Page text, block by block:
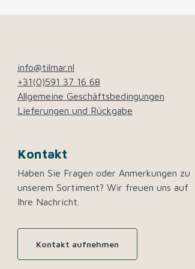
Dieses Produkt kann einzeln bestellt werden.
Verpackungseinheit beträgt dann 100 Stück
Meter) pro Karton.
info@tilmar.nl
+31(0)591 37 16 68
Allgemeine Geschäftsbedingungen
Lieferungen und Rückgabe
Kontakt
Haben Sie Fragen oder Anmerkungen zu
unserem Sortiment? Wir freuen uns auf
Ihre Nachricht.
Kontakt aufnehmen